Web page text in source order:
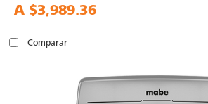
A $3,989.36
Comparar